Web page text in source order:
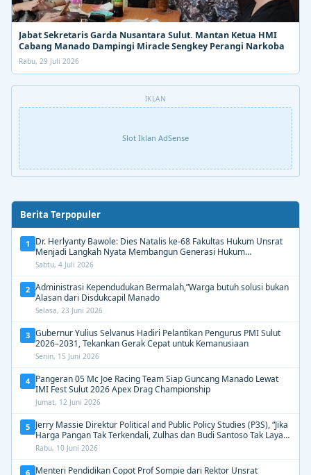
Jabat Sekretaris Garda Nusantara Sulut. Mantan Ketua HMI
Cabang Manado Dampingi Miracle Sengkey Perangi Narkoba
Rabu, 29 Juli 2026
IKLAN
Slot Iklan AdSense
Berita Terpopuler
1
Dr. Herlyanty Bawole: Dies Natalis ke-68 Fakultas Hukum Unsrat
Menjadi Langkah Nyata Membangun Generasi Hukum
Berdampak
Sabtu, 4 Juli 2026
2 Administrasi Kependudukan Bermalah,”Warga butuh solusi bukan
Alasan dari Disdukcapil Manado
Selasa, 23 Juni 2026
3 Gubernur Yulius Selvanus Hadiri Pelantikan Pengurus PMI Sulut
2026–2031, Tekankan Gerak Cepat untuk Kemanusiaan
Senin, 15 Juni 2026
4 Pangeran 05 Mc Joe Racing Team Siap Guncang Manado Lewat
IMI Fest Sulut 2026 Apex Drag Championship
Jumat, 12 Juni 2026
5 Jerry Massie Direktur Political and Public Policy Studies (P3S), “Jika
Harga Pangan Tak Terkendali, Zulhas dan Budi Santoso Tak Layak
Dipertahankan”
Rabu, 10 Juni 2026
6 Menteri Pendidikan Copot Prof Sompie dari Rektor Unsrat